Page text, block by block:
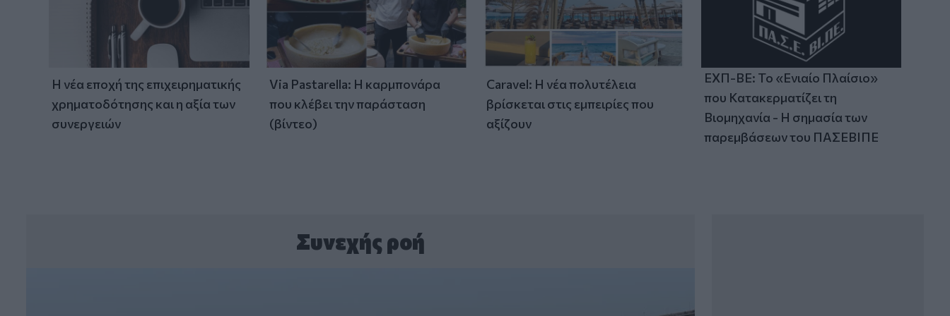
Η νέα εποχή της επιχειρηματικής
χρηματοδότησης και η αξία των
συνεργειών
Via Pastarella: Η καρμπονάρα
που κλέβει την παράσταση
(βίντεο)
Caravel: Η νέα πολυτέλεια
βρίσκεται στις εμπειρίες που
αξίζουν
ΕΧΠ-ΒΕ: Το «Ενιαίο Πλαίσιο»
που Κατακερματίζει τη
Βιομηχανία - Η σημασία των
παρεμβάσεων του ΠΑΣΕΒΙΠΕ
Συνεχής ροή